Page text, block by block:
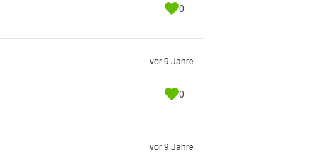
0
vor 9 Jahre
0
vor 9 Jahre